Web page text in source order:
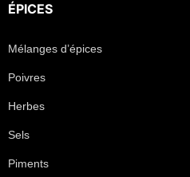
ÉPICES
Mélanges d’épices
Poivres
Herbes
Sels
Piments